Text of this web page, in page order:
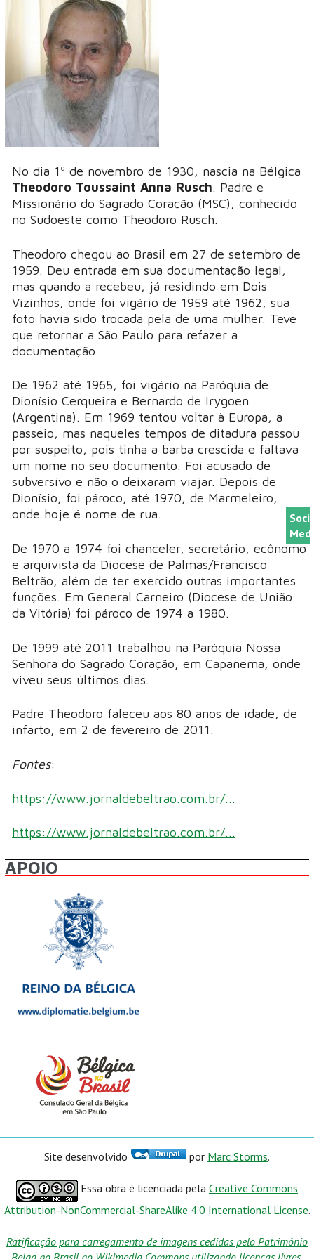
No dia 1º de novembro de 1930, nascia na Bélgica
Theodoro Toussaint Anna Rusch. Padre e
Missionário do Sagrado Coração (MSC), conhecido
no Sudoeste como Theodoro Rusch.
Theodoro chegou ao Brasil em 27 de setembro de
1959. Deu entrada em sua documentação legal,
mas quando a recebeu, já residindo em Dois
Vizinhos, onde foi vigário de 1959 até 1962, sua
foto havia sido trocada pela de uma mulher. Teve
que retornar a São Paulo para refazer a
documentação.
De 1962 até 1965, foi vigário na Paróquia de
Dionísio Cerqueira e Bernardo de Irygoen
(Argentina). Em 1969 tentou voltar à Europa, a
passeio, mas naqueles tempos de ditadura passou
por suspeito, pois tinha a barba crescida e faltava
um nome no seu documento. Foi acusado de
subversivo e não o deixaram viajar. Depois de
Dionísio, foi pároco, até 1970, de Marmeleiro,
onde hoje é nome de rua.
De 1970 a 1974 foi chanceler, secretário, ecônomo
e arquivista da Diocese de Palmas/Francisco
Beltrão, além de ter exercido outras importantes
funções. Em General Carneiro (Diocese de União
da Vitória) foi pároco de 1974 a 1980.
De 1999 até 2011 trabalhou na Paróquia Nossa
Senhora do Sagrado Coração, em Capanema, onde
viveu seus últimos dias.
Padre Theodoro faleceu aos 80 anos de idade, de
infarto, em 2 de fevereiro de 2011.
Fontes:
https://www.jornaldebeltrao.com.br/...
https://www.jornaldebeltrao.com.br/...
APOIO
Site desenvolvido por Marc Storms.
Essa obra é licenciada pela Creative Commons
Attribution-NonCommercial-ShareAlike 4.0 International License.
Ratificação para carregamento de imagens cedidas pelo Patrimônio